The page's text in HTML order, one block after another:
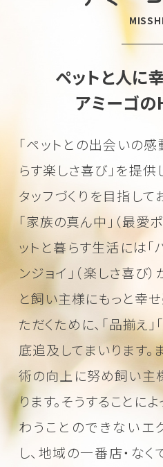
ペットと人に
アミーゴ
「ペットとの出会いの感
らす楽しさ喜び」を提供
タッフづくりを目指して
「家族の真ん中」（最愛
ットと暮らす生活には「
ンジョイ」（楽しさ喜び
と飼い主様にもっと幸
ただくために、 「品揃え」
底追及してまいります。
術の向上に努め飼い主
ります。そうすることに
わうことのできないエ
し、地域の一番店・な